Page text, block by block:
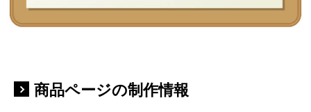
商品ページの制作情報